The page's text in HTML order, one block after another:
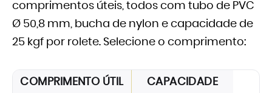
comprimentos úteis, todos com tubo de PVC
Ø 50,8 mm, bucha de nylon e capacidade de
25 kgf por rolete. Selecione o comprimento:
COMPRIMENTO ÚTIL CAPACIDADE